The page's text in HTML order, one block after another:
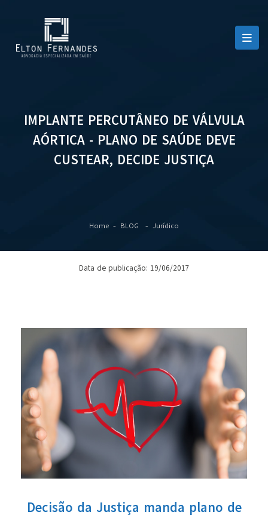
IMPLANTE PERCUTÂNEO DE VÁLVULA
AÓRTICA - PLANO DE SAÚDE DEVE
CUSTEAR, DECIDE JUSTIÇA
Home BLOG Jurídico
Data de publicação: 19/06/2017
Decisão da Justiça manda plano de